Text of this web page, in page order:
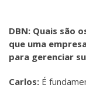
DBN: Quais são
que uma
para gerenciar
Carlos: É